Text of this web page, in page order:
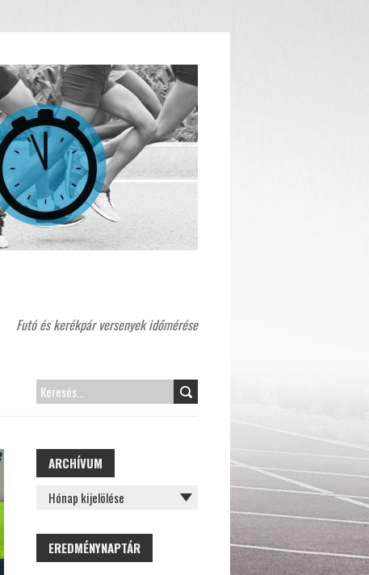
Futó és kerékpár versenyek időmérése
KERESÉS:
ARCHÍVUM
ARCHÍVUM
EREDMÉNYNAPTÁR